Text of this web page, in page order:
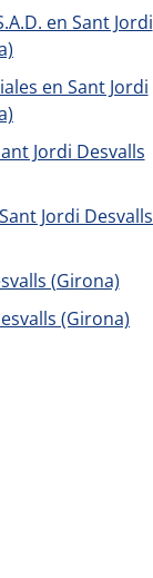
en Sant Jordi
en Sant Jordi
Jordi Desvalls
Jordi Desvalls
(Girona)
(Girona)